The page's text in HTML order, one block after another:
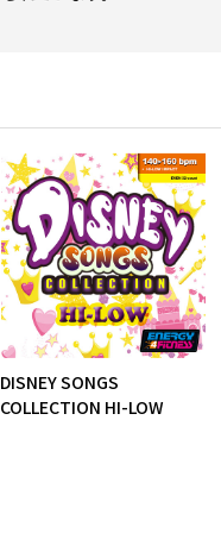
DISNEY SONGS
COLLECTION HI-LOW